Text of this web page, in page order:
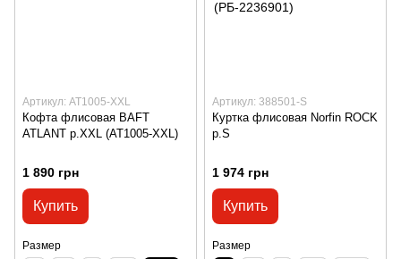
Артикул: AT1005-XXL
Кофта флисовая BAFT
ATLANT р.XXL (AT1005-XXL)
1 890 грн
Купить
Размер
Артикул: 388501-S
Куртка флисовая Norfin ROCK
р.S
1 974 грн
Купить
Размер